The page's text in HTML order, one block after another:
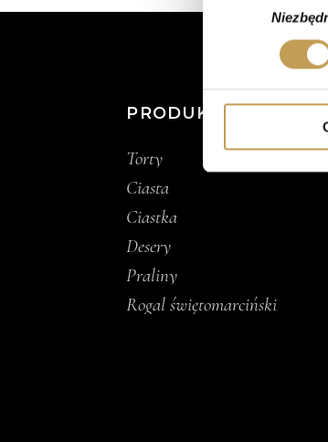
wirtualny
Dowiedz się
szczegółów
.
ruch w naszej
reklamowym i
uzyskanymi
PRODUKTY
Torty
Ciasta
Ciastka
Desery
Praliny
Rogal świętomarciński